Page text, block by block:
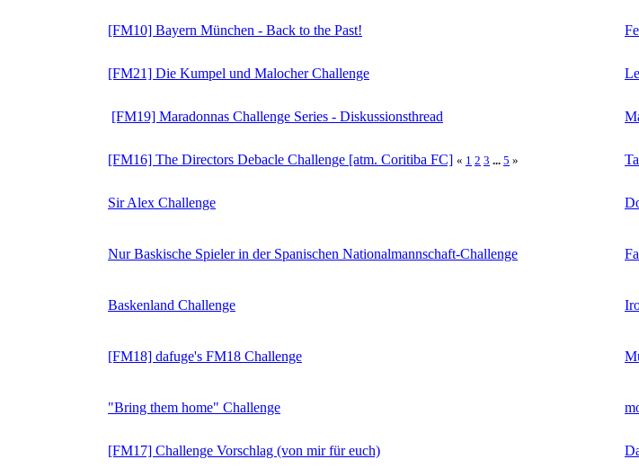
[FM10] Bayern München - Back to the Past!
[FM21] Die Kumpel und Malocher Challenge
[FM19] Maradonnas Challenge Series - Diskussionsthread
[FM16] The Directors Debacle Challenge [atm. Coritiba FC] « 1 2 3 ... 5 »
Sir Alex Challenge
Nur Baskische Spieler in der Spanischen Nationalmannschaft-Challenge
Baskenland Challenge
[FM18] dafuge's FM18 Challenge
"Bring them home" Challenge
[FM17] Challenge Vorschlag (von mir für euch)